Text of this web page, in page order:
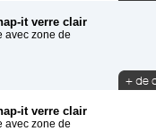
it verre clair
avec zone de
it verre clair
avec zone de